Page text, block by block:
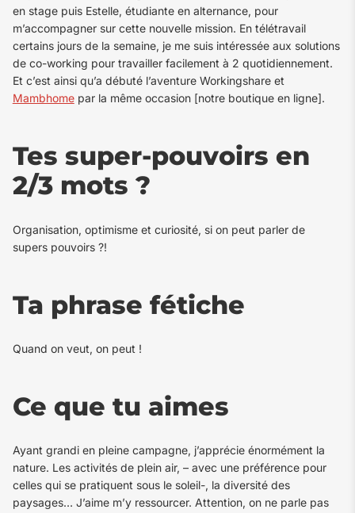
en stage puis Estelle, étudiante en alternance, pour
m’accompagner sur cette nouvelle mission. En télétravail
certains jours de la semaine, je me suis intéressée aux solutions
de co-working pour travailler facilement à 2 quotidiennement.
Et c’est ainsi qu’a débuté l’aventure Workingshare et
Mambhomepar la même occasion [notre boutique en ligne].
Tes super-pouvoirs en
2/3 mots ?
Organisation, optimisme et curiosité, si on peut parler de
supers pouvoirs ?!
Ta phrase fétiche
Quand on veut, on peut !
Ce que tu aimes
Ayant grandi en pleine campagne, j’apprécie énormément la
nature. Les activités de plein air, – avec une préférence pour
celles qui se pratiquent sous le soleil-, la diversité des
paysages… J’aime m’y ressourcer. Attention, on ne parle pas